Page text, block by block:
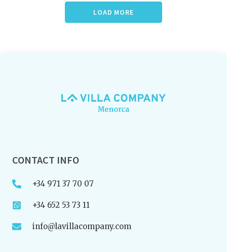
LOAD MORE
CONTACT INFO
+34 971 37 70 07
+34 652 53 73 11
info@lavillacompany.com